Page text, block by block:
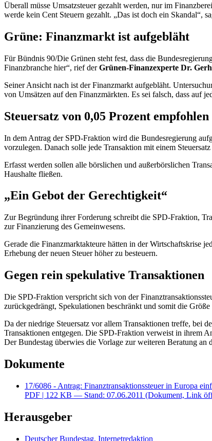
Überall müsse Umsatzsteuer gezahlt werden, nur im
werde kein Cent Steuern gezahlt. „Das ist doch ein Skandal“,
Grüne: Finanzmarkt ist aufgebläht
Für Bündnis 90/Die Grünen steht fest, dass die
Finanzbranche hier“, rief derGrünen-Finanzexperte Dr.
Seiner Ansicht nach ist der Finanzmarkt aufgebläht.
von Umsätzen auf den Finanzmärkten. Es sei falsch, dass auf
Steuersatz von 0,05 Prozent empfohlen
In dem Antrag der SPD-Fraktion wird die Bundesregierung
vorzulegen. Danach solle jede Transaktion mit einem
Erfasst werden sollen alle börslichen und außerbörslichen
Haushalte fließen.
„Ein Gebot der Gerechtigkeit“
Zur Begründung ihrer Forderung schreibt die SPD-Fraktion,
zur Finanzierung des Gemeinwesens.
Gerade die Finanzmarktakteure hätten in der Wirtschaftskrise
Erhebung der neuen Steuer höher zu besteuern.
Gegen rein spekulative Transaktionen
Die SPD-Fraktion verspricht sich von der
zurückgedrängt, Spekulationen beschränkt und somit die
Da der niedrige Steuersatz vor allem Transaktionen treffe, bei
Transaktionen entgegen. Die SPD-Fraktion verweist in ihrem
Der Bundestag überwies die Vorlage zur weiteren Beratung an
Dokumente
17/6086 - Antrag: Finanztransaktionssteuer in Europa
PDF | 122 KB — Stand: 07.06.2011 (Dokument, Link
Herausgeber
Deutscher Bundestag, Internetredaktion